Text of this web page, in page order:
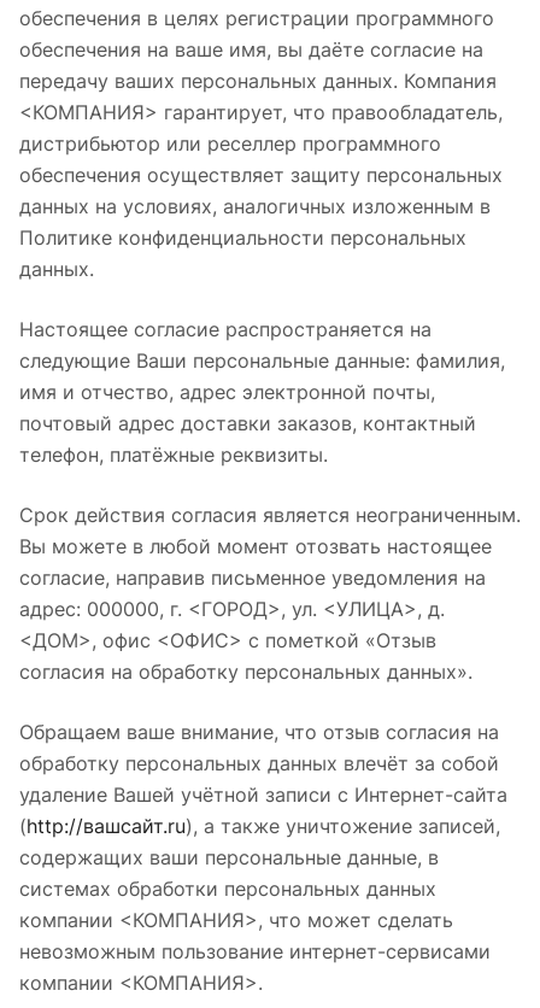
обеспечения в целях регистрации программного
обеспечения на ваше имя, вы даёте согласие на
передачу ваших персональных данных. Компания
<КОМПАНИЯ> гарантирует, что правообладатель,
дистрибьютор или реселлер программного
обеспечения осуществляет защиту персональных
данных на условиях, аналогичных изложенным в
Политике конфиденциальности персональных
данных.
Настоящее согласие распространяется на
следующие Ваши персональные данные: фамилия,
имя и отчество, адрес электронной почты,
почтовый адрес доставки заказов, контактный
телефон, платёжные реквизиты.
Срок действия согласия является неограниченным.
Вы можете в любой момент отозвать настоящее
согласие, направив письменное уведомления на
адрес: 000000, г. <ГОРОД>, ул. <УЛИЦА>, д.
<ДОМ>, офис <ОФИС> с пометкой «Отзыв
согласия на обработку персональных данных».
Обращаем ваше внимание, что отзыв согласия на
обработку персональных данных влечёт за собой
удаление Вашей учётной записи с Интернет-сайта
(http://вашсайт.ru), а также уничтожение записей,
содержащих ваши персональные данные, в
системах обработки персональных данных
компании <КОМПАНИЯ>, что может сделать
невозможным пользование интернет-сервисами
компании <КОМПАНИЯ>.